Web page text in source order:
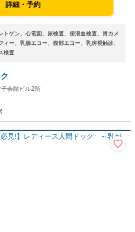
詳細・予約
トゲン、心電図、尿検査、便潜血検査、胃カメ
ィー、乳腺エコー、腹部エコー、乳房視触診、
検査
会館ビル2階